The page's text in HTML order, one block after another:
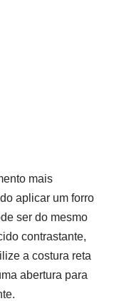
mais
aplicar um forro
ser do mesmo
contrastante,
a costura reta
abertura para